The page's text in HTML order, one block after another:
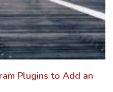
Plugins to Add an